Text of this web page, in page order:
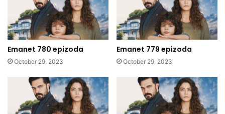
Emanet 780 epizoda
October 29, 2023
Emanet 779 epizoda
October 29, 2023